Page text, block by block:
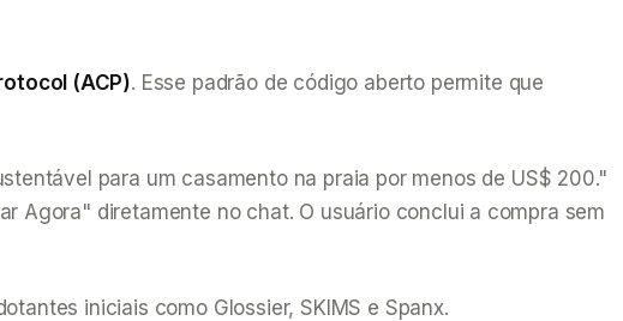
(ACP). Esse padrão de código aberto permite que
para um casamento na praia por menos de US$ 200."
Agora" diretamente no chat. O usuário conclui a compra sem
iniciais como Glossier, SKIMS e Spanx.